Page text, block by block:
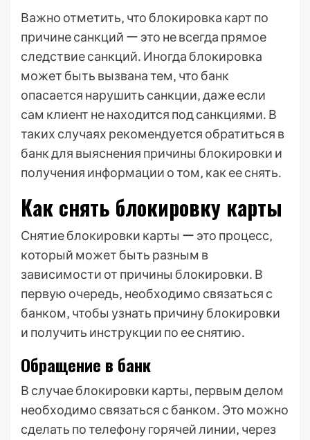
Важно отметить‚ что блокировка карт по
причине санкций ー это не всегда прямое
следствие санкций․ Иногда блокировка
может быть вызвана тем‚ что банк
опасается нарушить санкции‚ даже если
сам клиент не находится под санкциями․ В
таких случаях рекомендуется обратиться в
банк для выяснения причины блокировки и
получения информации о том‚ как ее снять․
Как снять блокировку карты
Снятие блокировки карты ー это процесс‚
который может быть разным в
зависимости от причины блокировки․ В
первую очередь‚ необходимо связаться с
банком‚ чтобы узнать причину блокировки
и получить инструкции по ее снятию․
Обращение в банк
В случае блокировки карты‚ первым делом
необходимо связаться с банком․ Это можно
сделать по телефону горячей линии‚ через